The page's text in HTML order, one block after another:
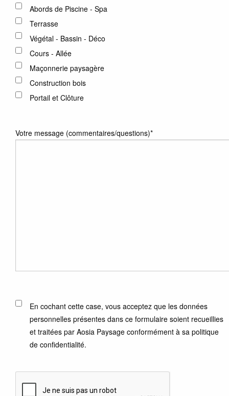
Abords de Piscine - Spa
Terrasse
Végétal - Bassin - Déco
Cours - Allée
Maçonnerie paysagère
Construction bois
Portail et Clôture
Votre message (commentaires/questions)*
*
En cochant cette case, vous acceptez que les données
personnelles présentes dans ce formulaire soient recueillies
et traitées par Aosia Paysage conformément à sa politique
de confidentialité.